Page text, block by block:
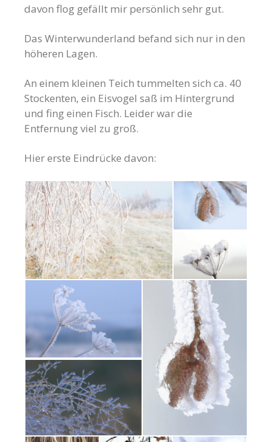
davon flog gefällt mir persönlich sehr gut.
Das Winterwunderland befand sich nur in den
höheren Lagen.
An einem kleinen Teich tummelten sich ca. 40
Stockenten, ein Eisvogel saß im Hintergrund
und fing einen Fisch. Leider war die
Entfernung viel zu groß.
Hier erste Eindrücke davon: